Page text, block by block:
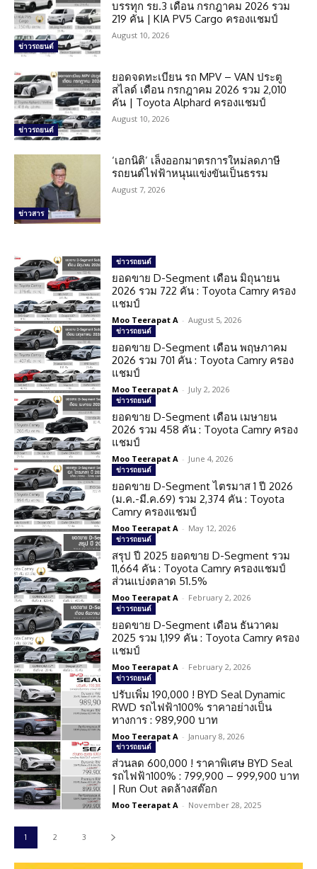
ข่าวรถยนต์
บรรทุก รย.3 เดือน กรกฎาคม 2026 รวม
219 คัน | KIA PV5 Cargo ครองแชมป์
August 10, 2026
ข่าวรถยนต์
ยอดจดทะเบียน รถ MPV – VAN ประตู
สไลด์ เดือน กรกฎาคม 2026 รวม 2,010
คัน | Toyota Alphard ครองแชมป์
August 10, 2026
ข่าวสาร
‘เอกนิติ’ เล็งออกมาตรการใหม่ลดภาษี
รถยนต์ไฟฟ้าหนุนแข่งขันเป็นธรรม
August 7, 2026
ข่าวรถยนต์
ยอดขาย D-Segment เดือน มิถุนายน
2026 รวม 722 คัน : Toyota Camry ครอง
แชมป์
Moo Teerapat A - August 5, 2026
ข่าวรถยนต์
ยอดขาย D-Segment เดือน พฤษภาคม
2026 รวม 701 คัน : Toyota Camry ครอง
แชมป์
Moo Teerapat A - July 2, 2026
ข่าวรถยนต์
ยอดขาย D-Segment เดือน เมษายน
2026 รวม 458 คัน : Toyota Camry ครอง
แชมป์
Moo Teerapat A - June 4, 2026
ข่าวรถยนต์
ยอดขาย D-Segment ไตรมาส 1 ปี 2026
(ม.ค.-มี.ค.69) รวม 2,374 คัน : Toyota
Camry ครองแชมป์
Moo Teerapat A - May 12, 2026
ข่าวรถยนต์
สรุป ปี 2025 ยอดขาย D-Segment รวม
11,664 คัน : Toyota Camry ครองแชมป์
ส่วนแบ่งตลาด 51.5%
Moo Teerapat A - February 2, 2026
ข่าวรถยนต์
ยอดขาย D-Segment เดือน ธันวาคม
2025 รวม 1,199 คัน : Toyota Camry ครอง
แชมป์
Moo Teerapat A - February 2, 2026
ข่าวรถยนต์
ปรับเพิ่ม 190,000 ! BYD Seal Dynamic
RWD รถไฟฟ้า100% ราคาอย่างเป็น
ทางการ : 989,900 บาท
Moo Teerapat A - January 8, 2026
ข่าวรถยนต์
ส่วนลด 600,000 ! ราคาพิเศษ BYD Seal
รถไฟฟ้า100% : 799,900 – 999,900 บาท
| Run Out ลดล้างสต๊อก
Moo Teerapat A - November 28, 2025
1 2 3